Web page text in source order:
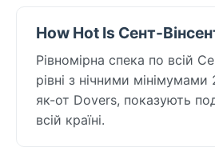
How Hot Is Сент-
Рівномірна спека по всій
рівні з нічними
як-от Dovers, показують
всій країні.